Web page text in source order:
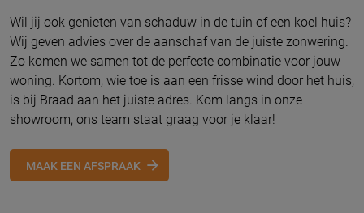
Wil jij ook genieten van schaduw in de tuin of een koel huis?
Wij geven advies over de aanschaf van de juiste zonwering.
Zo komen we samen tot de perfecte combinatie voor jouw
woning. Kortom, wie toe is aan een frisse wind door het huis,
is bij Braad aan het juiste adres. Kom langs in onze
showroom, ons team staat graag voor je klaar!
MAAK EEN AFSPRAAK